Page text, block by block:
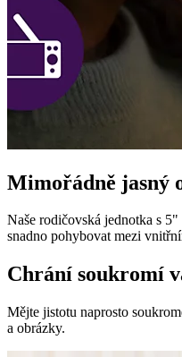
Mimořádně jasný
Naše rodičovská jednotka s
snadno pohybovat mezi
Chrání soukromí
Mějte jistotu naprosto
a obrázky.